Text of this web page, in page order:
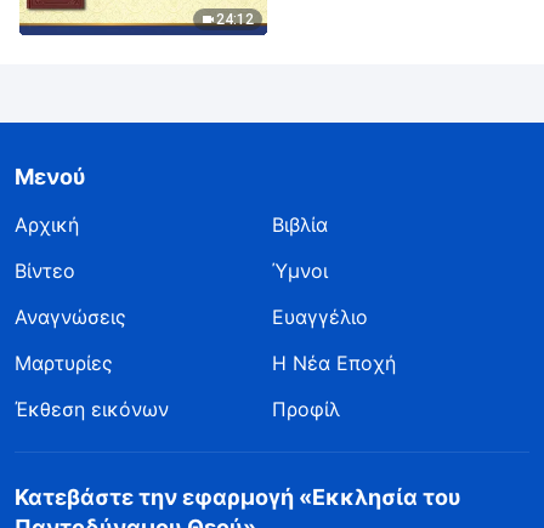
24:12
Μενού
Αρχική
Βιβλία
Βίντεο
Ύμνοι
Αναγνώσεις
Ευαγγέλιο
Μαρτυρίες
Η Νέα Εποχή
Έκθεση εικόνων
Προφίλ
Κατεβάστε την εφαρμογή «Εκκλησία του